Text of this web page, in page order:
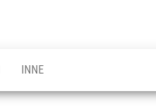
INNE